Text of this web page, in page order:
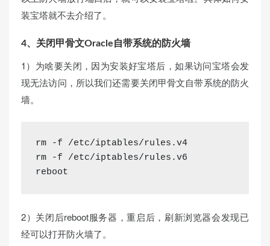
装宝塔就不去介绍了。
4、关闭甲骨文Oracle自带系统的防火墙
1）为啥要关闭，因为安装好宝塔后，如果访问宝塔会发
现无法访问，所以我们还需要关闭甲骨文自带系统的防火
墙。
rm -f /etc/iptables/rules.v4
rm -f /etc/iptables/rules.v6
reboot
2）关闭后reboot服务器，重启后，刷新浏览器会发现已
经可以打开防火墙了。